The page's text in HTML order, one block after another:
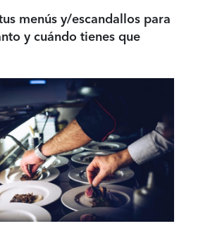
menús y/escandallos para
y cuándo tienes que